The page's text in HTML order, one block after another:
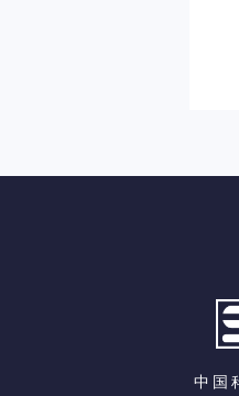
中国